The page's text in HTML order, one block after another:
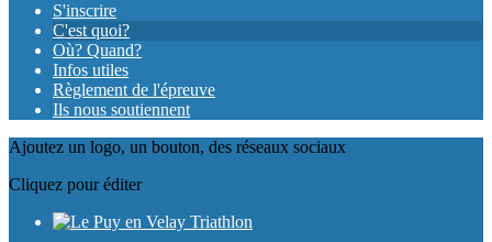
S'inscrire
C'est quoi?
Où? Quand?
Infos utiles
Règlement de l'épreuve
Ils nous soutiennent
Ajoutez un logo, un bouton, des réseaux sociaux
Cliquez pour éditer